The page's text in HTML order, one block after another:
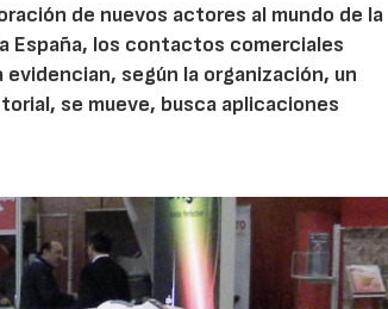
de nuevos actores al mundo de la
España, los contactos comerciales
según la organización, un
se mueve, busca aplicaciones